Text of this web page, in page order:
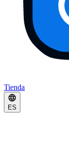
Tienda
ES